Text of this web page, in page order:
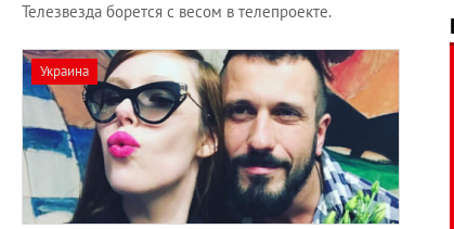
Телезвезда борется с весом в телепроекте.
Украина